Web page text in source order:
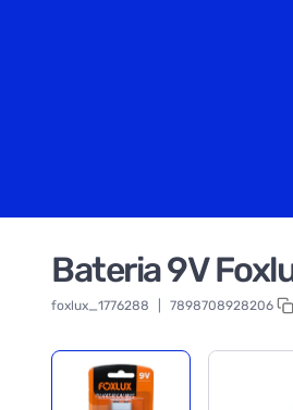
Bateria 9V
foxlux_1776288 7898708928206